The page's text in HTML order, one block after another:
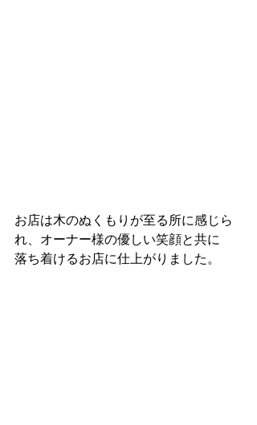
お店は木のぬくもりが至る所に感じら
れ、オーナー様の優しい笑顔と共に
落ち着けるお店に仕上がりました。